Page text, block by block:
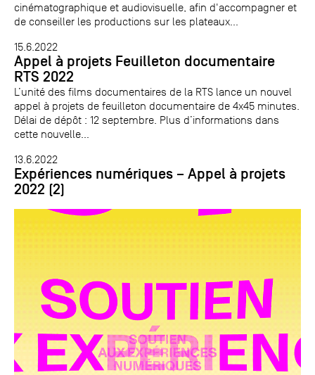
cinématographique et audiovisuelle, afin d'accompagner et
de conseiller les productions sur les plateaux...
15.6.2022
Appel à projets Feuilleton documentaire
RTS 2022
L’unité des films documentaires de la RTS lance un nouvel
appel à projets de feuilleton documentaire de 4x45 minutes.
Délai de dépôt : 12 septembre. Plus d’informations dans
cette nouvelle...
13.6.2022
Expériences numériques – Appel à projets
2022 (2)